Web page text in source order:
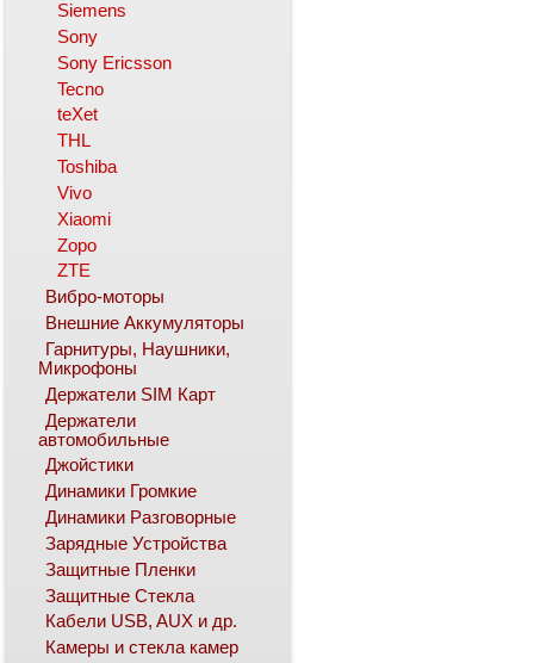
Siemens
Sony
Sony Ericsson
Tecno
teXet
THL
Toshiba
Vivo
Xiaomi
Zopo
ZTE
Вибро-моторы
Внешние Аккумуляторы
Гарнитуры, Наушники,
Микрофоны
Держатели SIM Карт
Держатели
автомобильные
Джойстики
Динамики Громкие
Динамики Разговорные
Зарядные Устройства
Защитные Пленки
Защитные Стекла
Кабели USB, AUX и др.
Камеры и стекла камер